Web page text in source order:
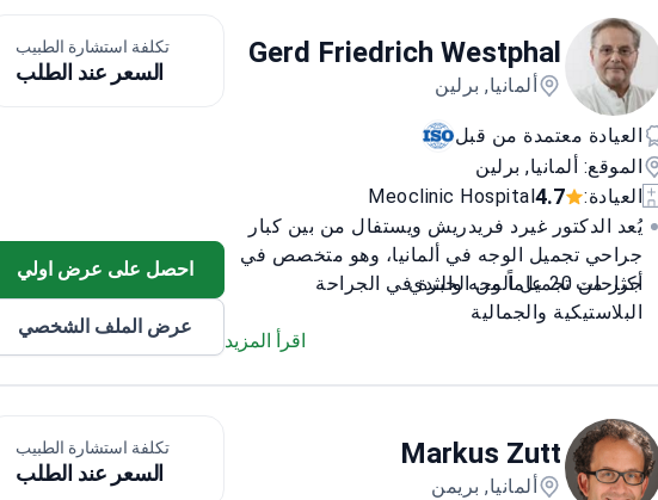
Gerd Friedrich Westphal
ألمانيا, برلين
العيادة معتمدة من قبل
الموقع: ألمانيا, برلين
العيادة:
4.7
Meoclinic Hospital
يُعد الدكتور غيرد فريدريش ويستفال من بين كبار
جراحي تجميل الوجه في ألمانيا، وهو متخصص في
جراحات تجميل الوجه والثدي.
أكثر من 20 عاماً من الخبرة في الجراحة
البلاستيكية والجمالية
استشاري أول في مستشفى شلوسبارك وهافل
الثدي
عضو في الجمعية الألمانية لجراحي التجميل
طبيب زائر في عيادات دولية في البرازيل
اقرأ المزيد
تكلفة استشارة الطبيب
السعر عند الطلب
احصل على عرض اولي
عرض الملف الشخصي
Markus Zutt
ألمانيا, بريمن
تكلفة استشارة الطبيب
السعر عند الطلب